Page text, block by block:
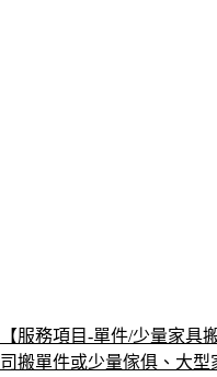
【服務項目-單件/少量家具
司搬單件或少量傢俱、大型